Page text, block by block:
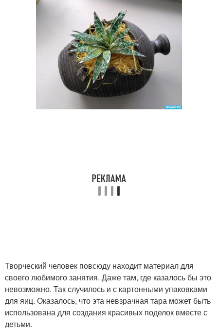
Творческий человек повсюду находит материал для
своего любимого занятия. Даже там, где казалось бы это
невозможно. Так случилось и с картонными упаковками
для яиц. Оказалось, что эта невзрачная тара может быть
использована для создания красивых поделок вместе с
детьми.